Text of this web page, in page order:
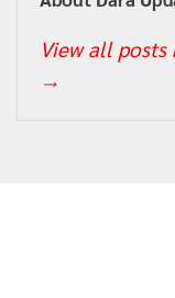
View all posts
→